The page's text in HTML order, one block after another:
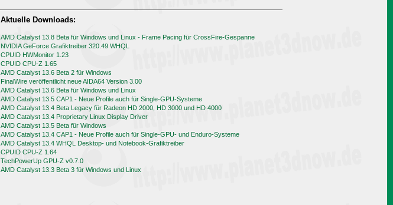
Aktuelle Downloads:
AMD Catalyst 13.8 Beta für Windows und Linux - Frame Pacing für CrossFire-Gespanne
NVIDIA GeForce Grafiktreiber 320.49 WHQL
CPUID HWMonitor 1.23
CPUID CPU-Z 1.65
AMD Catalyst 13.6 Beta 2 für Windows
FinalWire veröffentlicht neue AIDA64 Version 3.00
AMD Catalyst 13.6 Beta für Windows und Linux
AMD Catalyst 13.5 CAP1 - Neue Profile auch für Single-GPU-Systeme
AMD Catalyst 13.4 Beta Legacy für Radeon HD 2000, HD 3000 und HD 4000
AMD Catalyst 13.4 Proprietary Linux Display Driver
AMD Catalyst 13.5 Beta für Windows
AMD Catalyst 13.4 CAP1 - Neue Profile auch für Single-GPU- und Enduro-Systeme
AMD Catalyst 13.4 WHQL Desktop- und Notebook-Grafiktreiber
CPUID CPU-Z 1.64
TechPowerUp GPU-Z v0.7.0
AMD Catalyst 13.3 Beta 3 für Windows und Linux